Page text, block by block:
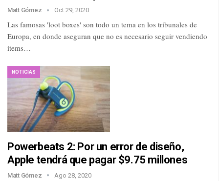
Matt Gómez Oct 29, 2020
Las famosas 'loot boxes' son todo un tema en los tribunales de
Europa, en donde aseguran que no es necesario seguir vendiendo
items…
NOTICIAS
Powerbeats 2: Por un error de diseño,
Apple tendrá que pagar $9.75 millones
Matt Gómez Ago 28, 2020